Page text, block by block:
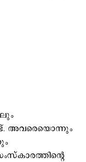
അവരെയൊന്നും
സംസ്കാരത്തിന്‍റെ